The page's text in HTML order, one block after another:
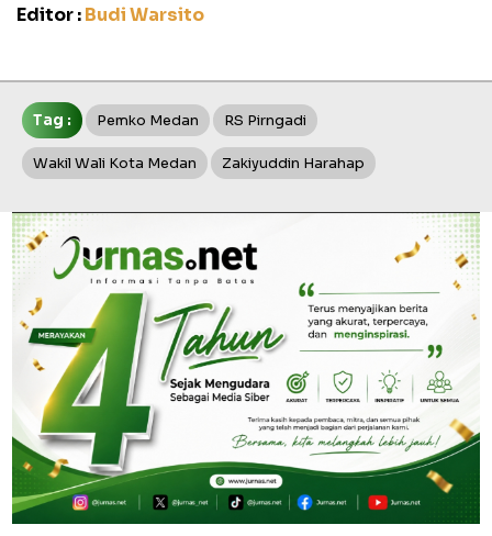
Editor :Budi Warsito
Tag : Pemko Medan RS Pirngadi
Wakil Wali Kota Medan Zakiyuddin Harahap